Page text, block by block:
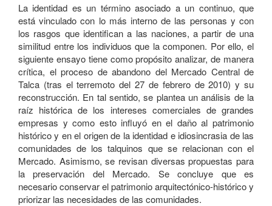
La identidad es un término asociado a un continuo, que
está vinculado con lo más interno de las personas y con
los rasgos que identifican a las naciones, a partir de una
similitud entre los individuos que la componen. Por ello, el
siguiente ensayo tiene como propósito analizar, de manera
crítica, el proceso de abandono del Mercado Central de
Talca (tras el terremoto del 27 de febrero de 2010) y su
reconstrucción. En tal sentido, se plantea un análisis de la
raíz histórica de los intereses comerciales de grandes
empresas y como esto influyó en el daño al patrimonio
histórico y en el origen de la identidad e idiosincrasia de las
comunidades de los talquinos que se relacionan con el
Mercado. Asimismo, se revisan diversas propuestas para
la preservación del Mercado. Se concluye que es
necesario conservar el patrimonio arquitectónico-histórico y
priorizar las necesidades de las comunidades.